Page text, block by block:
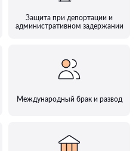
Защита при депортации и
административном задержании
Международный брак и развод